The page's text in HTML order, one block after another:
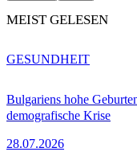
MEIST GELESEN
Bulgariens hohe
demografische Krise
28.07.2026
GESUNDHEIT